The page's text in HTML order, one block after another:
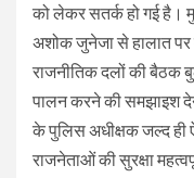
को लेकर सतर्क हो गई है।
अशोक जुनेजा से हालात पर
राजनीतिक दलों की बैठक
पालन करने की समझाइश
के पुलिस अधीक्षक जल्द ही
राजनेताओं की सुरक्षा